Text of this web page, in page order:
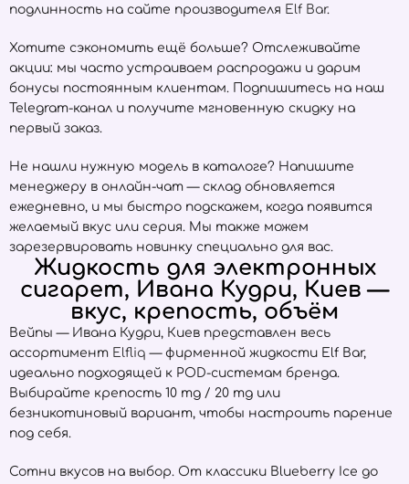
подлинность на сайте производителя Elf Bar.
Хотите сэкономить ещё больше? Отслеживайте
акции: мы часто устраиваем распродажи и дарим
бонусы постоянным клиентам. Подпишитесь на наш
Telegram-канал и получите мгновенную скидку на
первый заказ.
Не нашли нужную модель в каталоге? Напишите
менеджеру в онлайн-чат — склад обновляется
ежедневно, и мы быстро подскажем, когда появится
желаемый вкус или серия. Мы также можем
зарезервировать новинку специально для вас.
Жидкость для электронных
сигарет, Ивана Кудри, Киев —
вкус, крепость, объём
Вейпы — Ивана Кудри, Киев представлен весь
ассортимент Elfliq — фирменной жидкости Elf Bar,
идеально подходящей к POD-системам бренда.
Выбирайте крепость 10 mg / 20 mg или
безникотиновый вариант, чтобы настроить парение
под себя.
Сотни вкусов на выбор. От классики Blueberry Ice до